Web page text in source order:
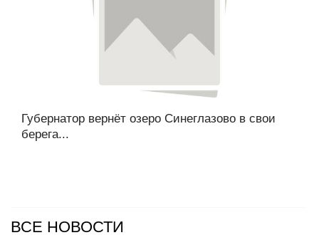
Губернатор вернёт озеро Синеглазово в свои
берега...
ВСЕ НОВОСТИ